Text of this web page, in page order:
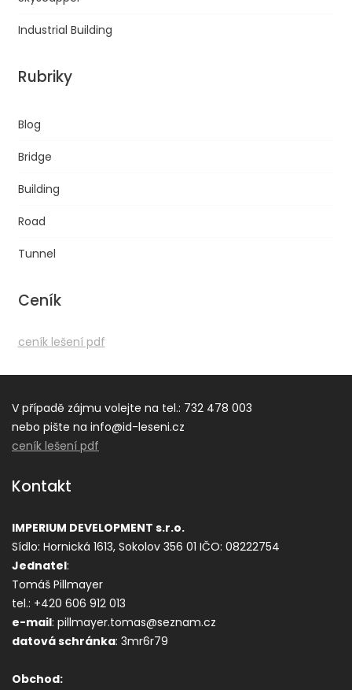
Industrial Building
Rubriky
Blog
Bridge
Building
Road
Tunnel
Ceník
ceník lešení pdf
V případě zájmu volejte na tel.: 732 478 003
nebo pište na info@id-leseni.cz
ceník lešení pdf
Kontakt
IMPERIUM DEVELOPMENT s.r.o.
Sídlo: Hornická 1613, Sokolov 356 01 IČO: 08222754
Jednatel:
Tomáš Pillmayer
tel.: +420 606 912 013
e-mail: pillmayer.tomas@seznam.cz
datová schránka: 3mr6r79
Obchod: